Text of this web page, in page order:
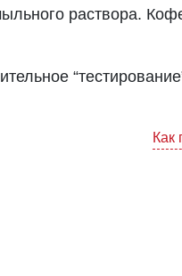
раствора.
Как